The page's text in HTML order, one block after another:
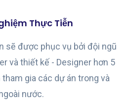
Thực Tiễn
sẽ được phục vụ bởi đội ngũ
và thiết kế - Designer hơn 5
gia các dự án trong và
nước.